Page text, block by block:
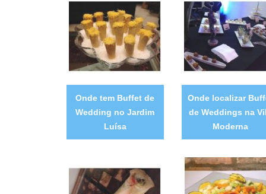
Onde tem Buffet de
Wedding no Jardim
Luísa
Onde localizar
de Weddings na
Moderna